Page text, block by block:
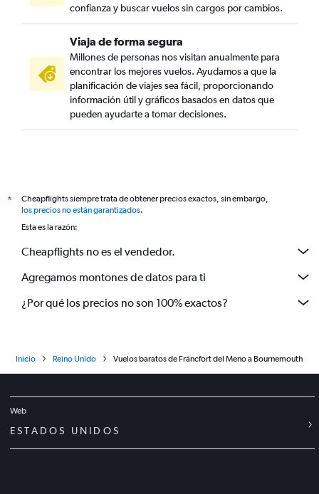
confianza y buscar vuelos sin cargos por cambios.
Viaja de forma segura
Millones de personas nos visitan anualmente para
encontrar los mejores vuelos. Ayudamos a que la
planificación de viajes sea fácil, proporcionando
información útil y gráficos basados en datos que
pueden ayudarte a tomar decisiones.
*
Cheapflights siempre trata de obtener precios exactos, sin embargo,
los precios no están garantizados.
Esta es la razón:
Cheapflights no es el vendedor.
Agregamos montones de datos para ti
¿Por qué los precios no son 100% exactos?
Inicio Reino Unido Vuelos baratos de Fráncfort del Meno a Bournemouth
Web
ESTADOS UNIDOS